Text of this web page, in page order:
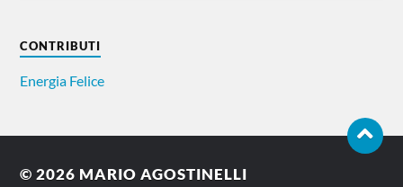
CONTRIBUTI
Energia Felice
© 2026 MARIO AGOSTINELLI